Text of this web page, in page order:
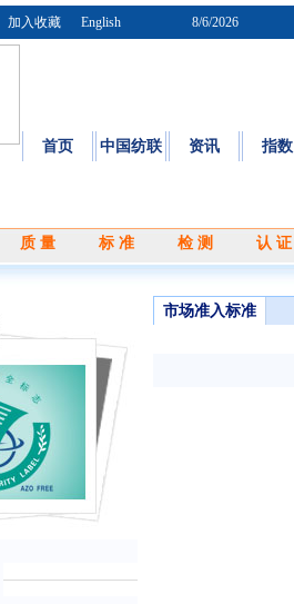
加入收藏 English 8/6/2026
首页 中国纺联 资讯 指数
质 量 标 准 检 测 认 证
市场准入标准